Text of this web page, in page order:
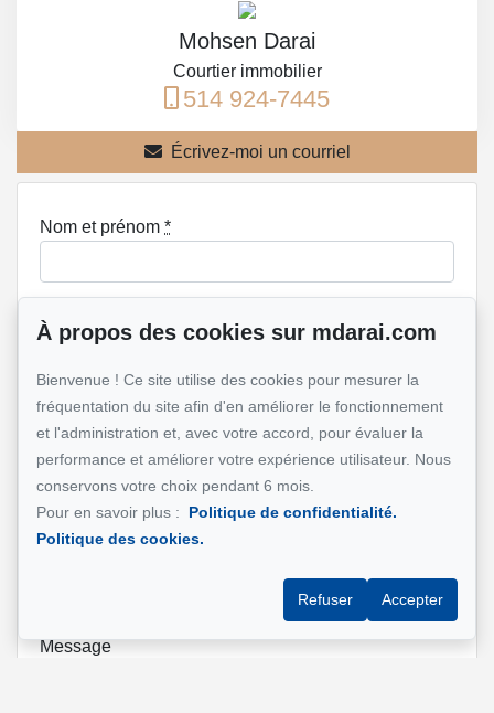
Mohsen Darai
Courtier immobilier
514 924-7445
Écrivez-moi un courriel
Nom et prénom *
Téléphone*
Adresse e-mail *
Adresse de la propriété qui vous intéresse?
Message
À propos des cookies sur mdarai.com
Bienvenue ! Ce site utilise des cookies pour mesurer la
fréquentation du site afin d'en améliorer le fonctionnement
et l'administration et, avec votre accord, pour évaluer la
performance et améliorer votre expérience utilisateur. Nous
conservons votre choix pendant 6 mois.
Pour en savoir plus :
Politique de confidentialité.
Politique des cookies.
Refuser Accepter